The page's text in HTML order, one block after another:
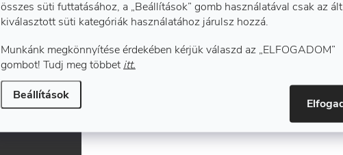
összes süti futtatásához, a „Beállítások” gomb használatával csak az
kiválasztott süti kategóriák használatához járulsz hozzá.
Munkánk megkönnyítése érdekében kérjük válaszd az „ELFOGADOM”
gombot! Tudj meg többetitt.
Beállítások